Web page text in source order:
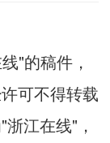
"的稿件，
可不得转载
江在线"，